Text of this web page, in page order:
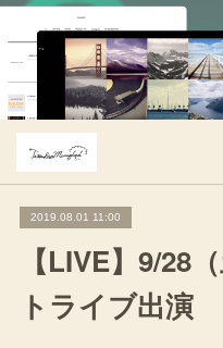
2019.08.01 11:00
【LIVE】9/28
トライブ出演